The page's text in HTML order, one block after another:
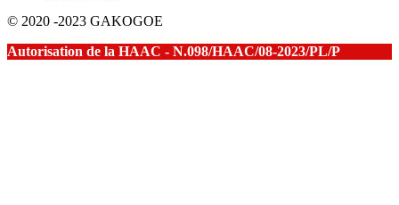
© 2020 -2023 GAKOGOE
Autorisation de la HAAC - N.098/HAAC/08-2023/PL/P